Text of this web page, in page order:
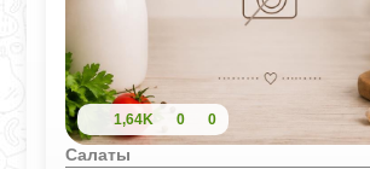
1,64K 0 0
Салаты